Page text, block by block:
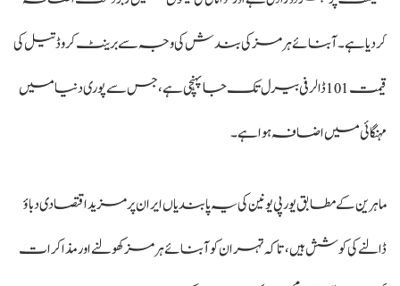
کر دیا ہے۔ آبنائے ہرمز کی بندش کی وجہ سے برینٹ کروڈ تیل کی
قیمت 101 ڈالر فی بیرل تک جا پہنچی ہے، جس سے پوری دنیا میں
مہنگائی میں اضافہ ہوا ہے۔
ماہرین کے مطابق یورپی یونین کی یہ پابندیاں ایران پر مزید اقتصادی دباؤ
ڈالنے کی کوشش ہیں، تاکہ تہران کو آبنائے ہرمز کھولنے اور مذاکرات